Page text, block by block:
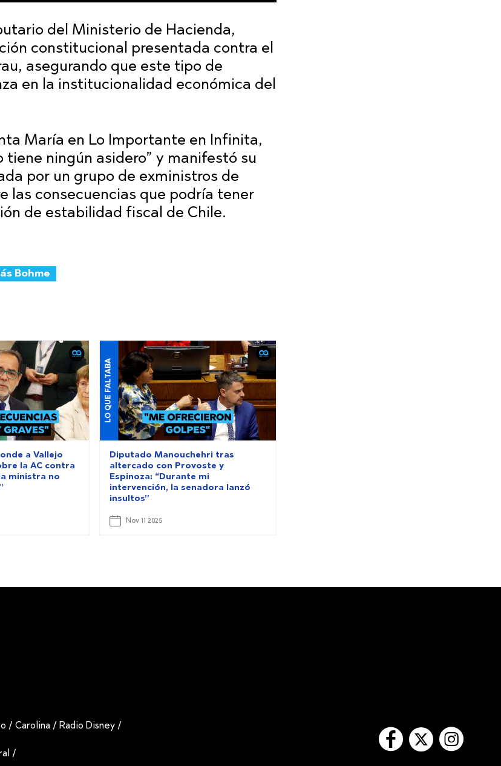
del Ministerio de Hacienda,
constitucional presentada contra el
asegurando que este tipo de
en la institucionalidad económica del
María en Lo Importante en Infinita,
tiene ningún asidero” y manifestó su
por un grupo de exministros de
las consecuencias que podría tener
de estabilidad fiscal de Chile.
Bohme
a Vallejo
la AC contra
ministra no
LO QUE FALTABA
Diputado Manouchehri tras
altercado con Provoste y
Espinoza: “Durante mi
intervención, la senadora lanzó
insultos”
Nov 11 2025
/Carolina / Radio Disney /
/